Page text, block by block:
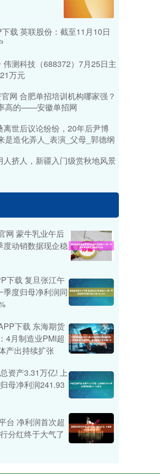
载 英联股份：截至11月10日
伟测科技（688372）7月25日主
万元
网 合肥单招培训机构哪家强？
高的——安徽单招网
离世后议论纷纷，20年后尹博
是造化弄人_表演_父母_郭德纲
人挤人，新疆入门级赏秋地风景
网 蒙牛乳业午后
度动销数据现企稳
下载 复旦张江午
季度归母净利润同
下载 东海期货
4月制造业PMI超
产出持续扩张
资产3.31万亿! 上
母净利润241.93
台 净利润首次超
分红终于大气了